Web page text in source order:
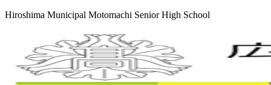
Hiroshima Municipal Motomachi Senior High School